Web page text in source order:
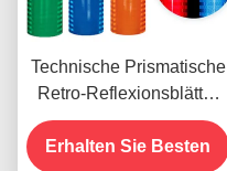
Technische Prismatische
Retro-Reflexionsblätter
für Verkehrszeichen
Erhalten Sie Besten